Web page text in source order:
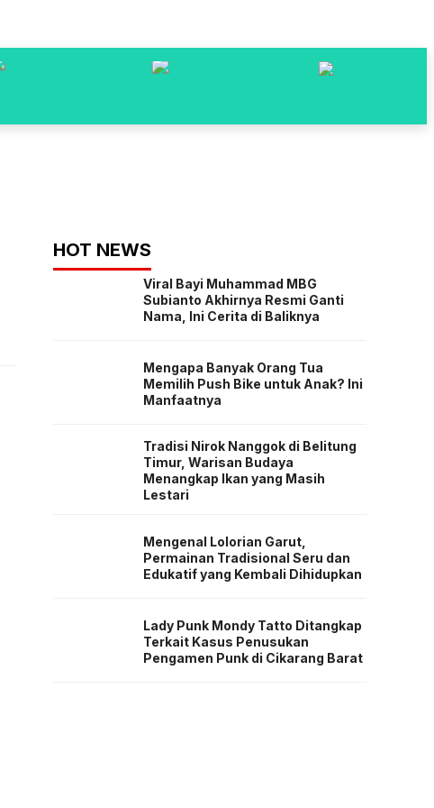
HOT NEWS
Viral Bayi Muhammad MBG
Subianto Akhirnya Resmi Ganti
Nama, Ini Cerita di Baliknya
Mengapa Banyak Orang Tua
Memilih Push Bike untuk Anak? Ini
Manfaatnya
Tradisi Nirok Nanggok di Belitung
Timur, Warisan Budaya
Menangkap Ikan yang Masih
Lestari
Mengenal Lolorian Garut,
Permainan Tradisional Seru dan
Edukatif yang Kembali Dihidupkan
Lady Punk Mondy Tatto Ditangkap
Terkait Kasus Penusukan
Pengamen Punk di Cikarang Barat